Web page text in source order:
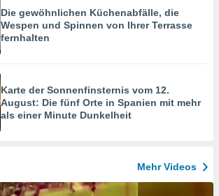
Die gewöhnlichen Küchenabfälle, die
Wespen und Spinnen von Ihrer Terrasse
fernhalten
Karte der Sonnenfinsternis vom 12.
August: Die fünf Orte in Spanien mit mehr
als einer Minute Dunkelheit
Mehr Videos